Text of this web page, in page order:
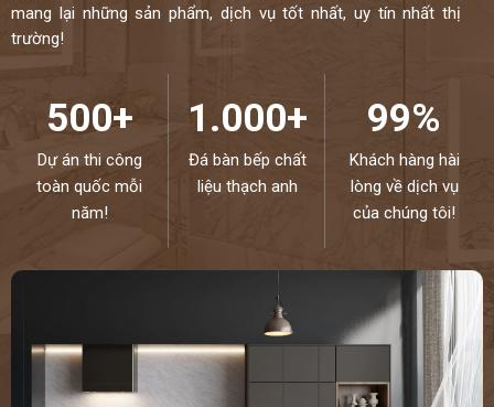
mang lại những sản phẩm, dịch vụ tốt nhất, uy tín nhất thị
trường!
500+
Dự án thi công
toàn quốc mỗi
năm!
1.000+
Đá bàn bếp chất
liệu thạch anh
99%
Khách hàng hài
lòng về dịch vụ
của chúng tôi!